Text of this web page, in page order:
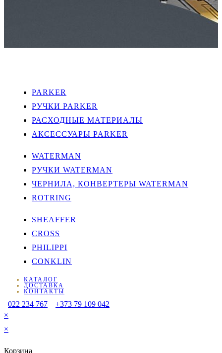
PARKER
РУЧКИ PARKER
РАСХОДНЫЕ МАТЕРИАЛЫ
АКСЕССУАРЫ PARKER
WATERMAN
РУЧКИ WATERMAN
ЧЕРНИЛА, КОНВЕРТЕРЫ WATERMAN
ROTRING
SHEAFFER
CROSS
PHILIPPI
CONKLIN
КАТАЛОГ
ДОСТАВКА
КОНТАКТЫ
022 234 767
+373 79 109 042
×
×
Корзина